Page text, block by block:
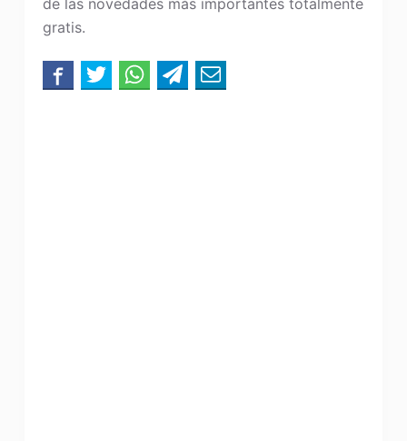
de las novedades más importantes totalmente
gratis.